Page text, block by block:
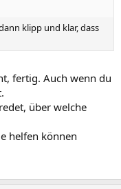
klipp und klar, dass
fertig. Auch wenn du
über welche
helfen können